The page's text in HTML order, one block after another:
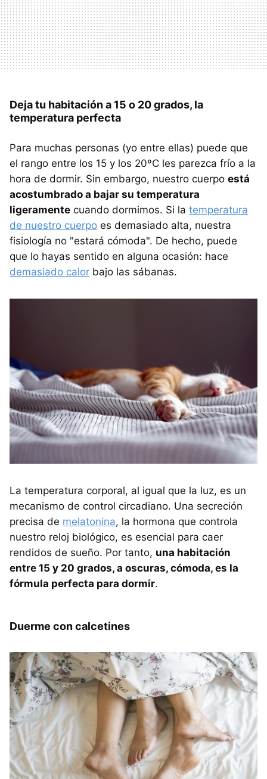
Deja tu habitación a 15 o 20 grados, la
temperatura perfecta
Para muchas personas (yo entre ellas) puede que
el rango entre los 15 y los 20ºC les parezca frío a la
hora de dormir. Sin embargo, nuestro cuerpo está
acostumbrado a bajar su temperatura
ligeramente cuando dormimos. Si la temperatura
de nuestro cuerpo es demasiado alta, nuestra
fisiología no "estará cómoda". De hecho, puede
que lo hayas sentido en alguna ocasión: hace
demasiado calor bajo las sábanas.
La temperatura corporal, al igual que la luz, es un
mecanismo de control circadiano. Una secreción
precisa de melatonina, la hormona que controla
nuestro reloj biológico, es esencial para caer
rendidos de sueño. Por tanto, una habitación
entre 15 y 20 grados, a oscuras, cómoda, es la
fórmula perfecta para dormir.
Duerme con calcetines